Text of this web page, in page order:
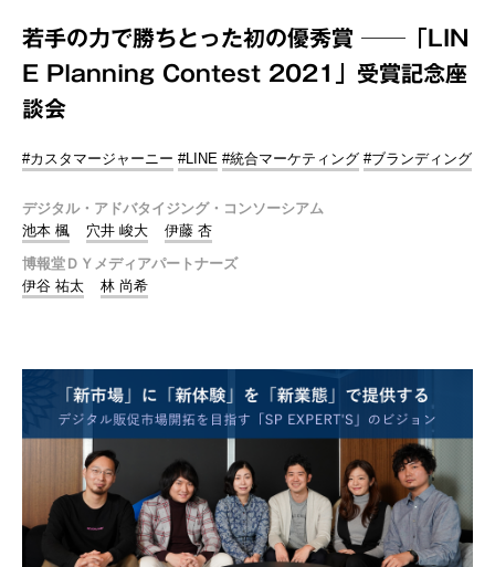
若手の力で勝ちとった初の優秀賞 ──「LIN
E Planning Contest 2021」受賞記念座
談会
#カスタマージャーニー #LINE #統合マーケティング #ブランディング
デジタル・アドバタイジング・コンソーシアム
池本 楓
穴井 峻大
伊藤 杏
博報堂ＤＹメディアパートナーズ
伊谷 祐太
林 尚希